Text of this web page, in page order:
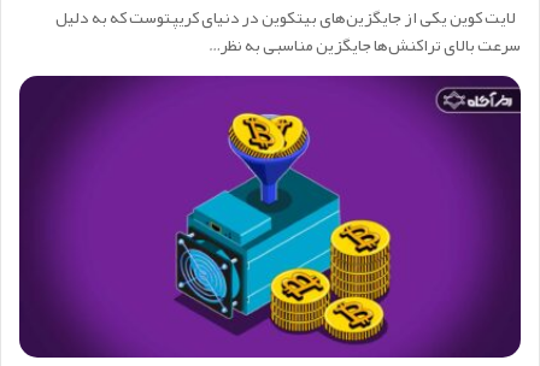
لایت کوین یکی از جایگزین‌های بیتکوین در دنیای کریپتوست که به دلیل
سرعت بالای تراکنش‌ها جایگزین مناسبی به نظر…